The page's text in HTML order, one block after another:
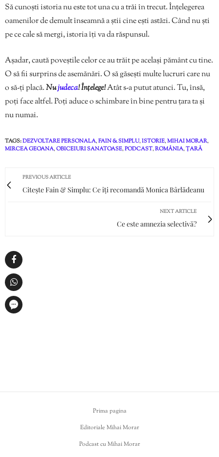
Să cunoști istoria nu este tot una cu a trăi în trecut. Înțelegerea
oamenilor de demult înseamnă a știi cine ești astăzi. Când nu ști
pe ce cale să mergi, istoria îți va da răspunsul.
Așadar, caută poveștile celor ce au trăit pe același pământ cu tine.
O să fii surprins de asemănări. O să găsești multe lucruri care nu
o să-ți placă.Nujudeca! Înțelege!Atât s-a putut atunci. Tu, însă,
poți face altfel. Poți aduce o schimbare în bine pentru țara ta și
nu numai.
TAGS:DEZVOLTARE PERSONALA,FAIN & SIMPLU,ISTORIE,MIHAI MORAR,
MIRCEA GEOANA,OBICEIURI SANATOASE,PODCAST,ROMÂNIA,ȚARĂ
PREVIOUS ARTICLE
Citește Fain & Simplu: Ce îți recomandă Monica Bârlădeanu
NEXT ARTICLE
Ce este amnezia selectivă?
Prima pagina
Editoriale Mihai Morar
Podcast cu Mihai Morar